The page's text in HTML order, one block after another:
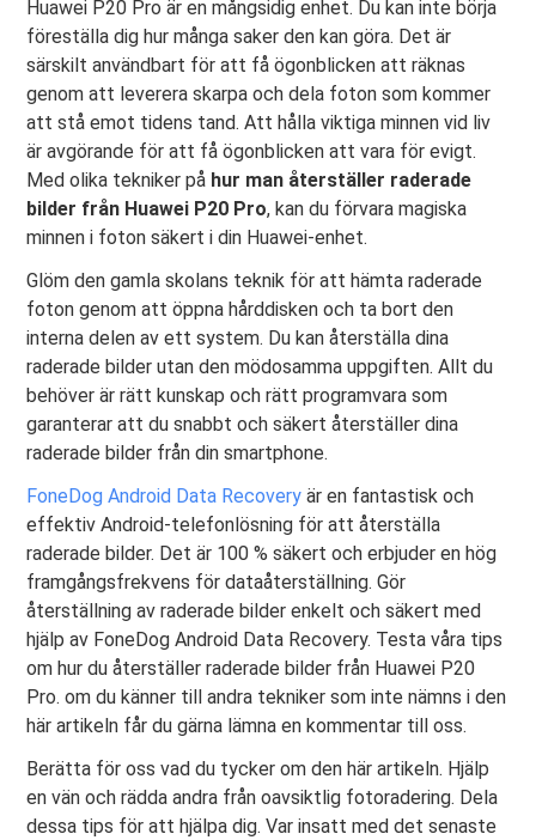
Huawei P20 Pro är en mångsidig enhet. Du kan inte börja
föreställa dig hur många saker den kan göra. Det är
särskilt användbart för att få ögonblicken att räknas
genom att leverera skarpa och dela foton som kommer
att stå emot tidens tand. Att hålla viktiga minnen vid liv
är avgörande för att få ögonblicken att vara för evigt.
Med olika tekniker på hur man återställer raderade
bilder från Huawei P20 Pro, kan du förvara magiska
minnen i foton säkert i din Huawei-enhet.
Glöm den gamla skolans teknik för att hämta raderade
foton genom att öppna hårddisken och ta bort den
interna delen av ett system. Du kan återställa dina
raderade bilder utan den mödosamma uppgiften. Allt du
behöver är rätt kunskap och rätt programvara som
garanterar att du snabbt och säkert återställer dina
raderade bilder från din smartphone.
FoneDog Android Data Recovery är en fantastisk och
effektiv Android-telefonlösning för att återställa
raderade bilder. Det är 100 % säkert och erbjuder en hög
framgångsfrekvens för dataåterställning. Gör
återställning av raderade bilder enkelt och säkert med
hjälp av FoneDog Android Data Recovery. Testa våra tips
om hur du återställer raderade bilder från Huawei P20
Pro. om du känner till andra tekniker som inte nämns i den
här artikeln får du gärna lämna en kommentar till oss.
Berätta för oss vad du tycker om den här artikeln. Hjälp
en vän och rädda andra från oavsiktlig fotoradering. Dela
dessa tips för att hjälpa dig. Var insatt med det senaste